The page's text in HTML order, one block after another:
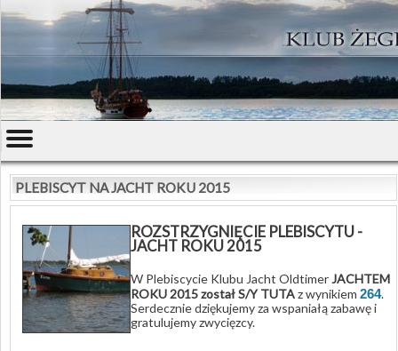
PLEBISCYT NA JACHT ROKU 2015
ROZSTRZYGNIĘCIE PLEBISCYTU -
JACHT ROKU 2015
W Plebiscycie Klubu Jacht OldtimerJACHTEM
ROKU 2015 został S/Y TUTAz wynikiem264.
Serdecznie dziękujemy za wspaniałą zabawę i
gratulujemy zwycięzcy.